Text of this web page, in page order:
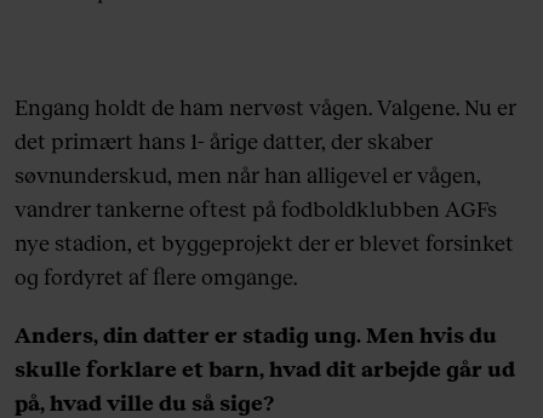
Engang holdt de ham nervøst vågen. Valgene. Nu er
det primært hans 1- årige datter, der skaber
søvnunderskud, men når han alligevel er vågen,
vandrer tankerne oftest på fodboldklubben AGFs
nye stadion, et byggeprojekt der er blevet forsinket
og fordyret af flere omgange.
Anders, din datter er stadig ung. Men hvis du
skulle forklare et barn, hvad dit arbejde går ud
på, hvad ville du så sige?